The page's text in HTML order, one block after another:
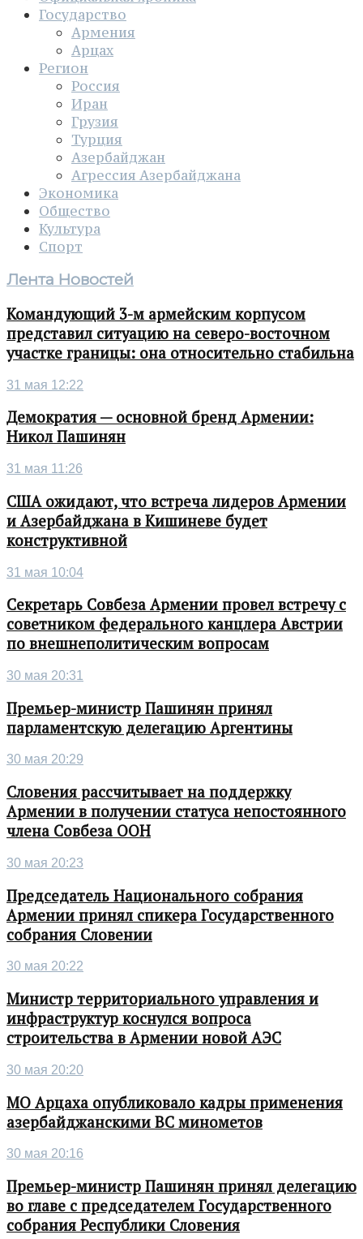
Государство
Армения
Арцах
Регион
Россия
Иран
Грузия
Турция
Азербайджан
Агрессия Азербайджана
Экономика
Общество
Культура
Спорт
Лента Новостей
Командующий 3-м армейским корпусом
представил ситуацию на северо-восточном
участке границы: она относительно стабильна
31 мая 12:22
Демократия — основной бренд Армении:
Никол Пашинян
31 мая 11:26
США ожидают, что встреча лидеров Армении
и Азербайджана в Кишиневе будет
конструктивной
31 мая 10:04
Секретарь Совбеза Армении провел встречу с
советником федерального канцлера Австрии
по внешнеполитическим вопросам
30 мая 20:31
Премьер-министр Пашинян принял
парламентскую делегацию Аргентины
30 мая 20:29
Словения рассчитывает на поддержку
Армении в получении статуса непостоянного
члена Совбеза ООН
30 мая 20:23
Председатель Национального собрания
Армении принял спикера Государственного
собрания Словении
30 мая 20:22
Министр территориального управления и
инфраструктур коснулся вопроса
строительства в Армении новой АЭС
30 мая 20:20
МО Арцаха опубликовало кадры применения
азербайджанскими ВС минометов
30 мая 20:16
Премьер-министр Пашинян принял делегацию
во главе с председателем Государственного
собрания Республики Словения